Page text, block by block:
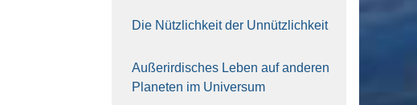
Die Nütz­lich­keit der Unnütz­lich­keit
Außer­ir­di­sches Leben auf ande­ren
Pla­ne­ten im Uni­ver­sum